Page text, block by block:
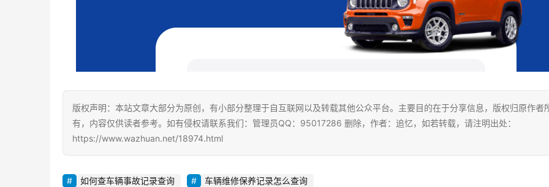
版权声明：本站文章大部分为原创，有小部分整理于自互联网以及转载其他公众平台。主要目的在于分享信息，版权归原作者
有，内容仅供读者参考。如有侵权请联系我们：管理员QQ：95017286 删除，作者：追忆，如若转载，请注明出处：
https://www.wazhuan.net/18974.html
如何查车辆事故记录查询 车辆维修保养记录怎么查询